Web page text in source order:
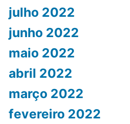
julho 2022
junho 2022
maio 2022
abril 2022
março 2022
fevereiro 2022